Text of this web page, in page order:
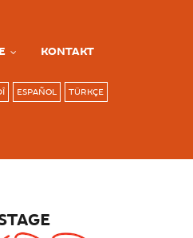
KONTAKT
ESPAÑOL TÜRKÇE